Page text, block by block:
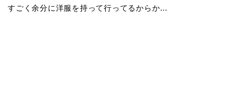
すごく余分に洋服を持って行ってるからか…